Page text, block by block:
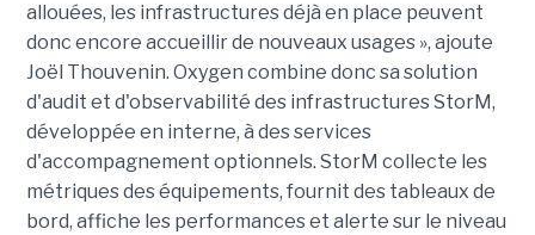
allouées, les infrastructures déjà en place peuvent
donc encore accueillir de nouveaux usages », ajoute
Joël Thouvenin. Oxygen combine donc sa solution
d'audit et d'observabilité des infrastructures StorM,
développée en interne, à des services
d'accompagnement optionnels. StorM collecte les
métriques des équipements, fournit des tableaux de
bord, affiche les performances et alerte sur le niveau